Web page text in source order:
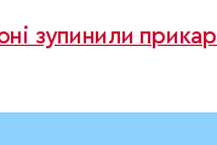
зупинили